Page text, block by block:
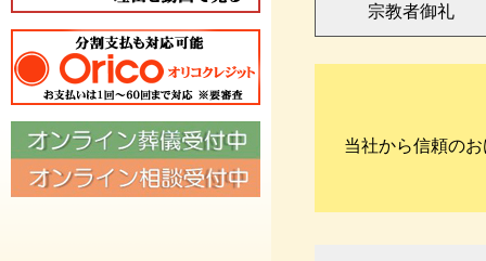
宗教者御礼
当社から信頼の